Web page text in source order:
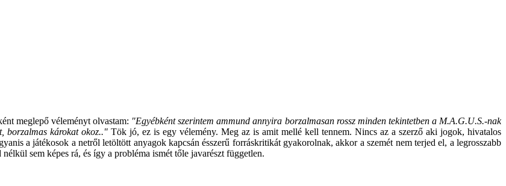
meglepő véleményt olvastam: "Egyébként szerintem ammund annyira borzalmasan rossz minden tekintetben a M.A.G.U.S.-nak
borzalmas károkat okoz.." Tök jó, ez is egy vélemény. Meg az is amit mellé kell tennem. Nincs az a szerző aki jogok, hivatalos
a játékosok a netről letöltött anyagok kapcsán ésszerű forráskritikát gyakorolnak, akkor a szemét nem terjed el, a legrosszabb
sem képes rá, és így a probléma ismét tőle javarészt független.